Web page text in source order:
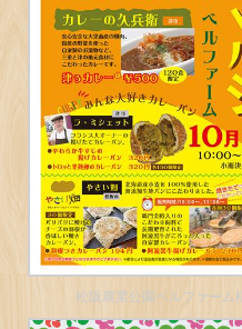
松阪農業公園ベルファー